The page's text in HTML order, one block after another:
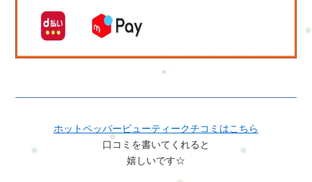
ホットペッパービューティークチコミはこちら
口コミを書いてくれると
嬉しいです☆